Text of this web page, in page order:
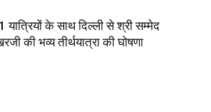
यात्रियों के साथ दिल्ली से श्री सम्मेद
की भव्य तीर्थयात्रा की घोषणा